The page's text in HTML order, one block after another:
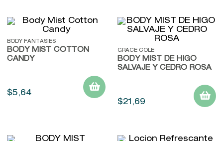
BODY FANTASIES
BODY MIST COTTON
CANDY
$5,64
GRACE COLE
BODY MIST DE HIGO
SALVAJE Y CEDRO ROSA
$21 ,69